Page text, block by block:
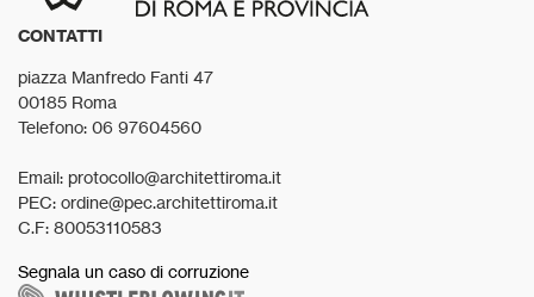
CONTATTI
piazza Manfredo Fanti 47
00185 Roma
Telefono: 06 97604560
Email: protocollo@architettiroma.it
PEC: ordine@pec.architettiroma.it
C.F: 80053110583
Segnala un caso di corruzione